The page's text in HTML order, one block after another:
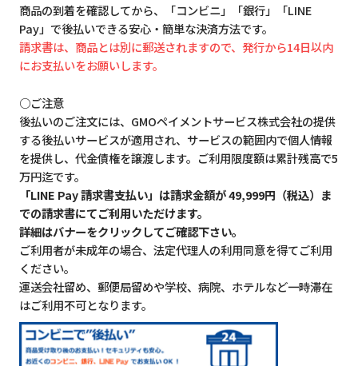
商品の到着を確認してから、「コンビニ」「銀行」「LINE
Pay」で後払いできる安心・簡単な決済方法です。
請求書は、商品とは別に郵送されますので、発行から14日以内
にお支払いをお願いします。
○ご注意
後払いのご注文には、GMOペイメントサービス株式会社の提供
する後払いサービスが適用され、サービスの範囲内で個人情報
を提供し、代金債権を譲渡します。ご利用限度額は累計残高で5
万円迄です。
「LINE Pay 請求書支払い」は請求金額が 49,999円（税込）ま
での請求書にてご利用いただけます。
詳細はバナーをクリックしてご確認下さい。
ご利用者が未成年の場合、法定代理人の利用同意を得てご利用
ください。
運送会社留め、郵便局留めや学校、病院、ホテルなど一時滞在
はご利用不可となります。